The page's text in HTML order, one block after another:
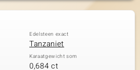
Edelsteen exact
Tanzaniet
Karaatgewicht som
0,684 ct